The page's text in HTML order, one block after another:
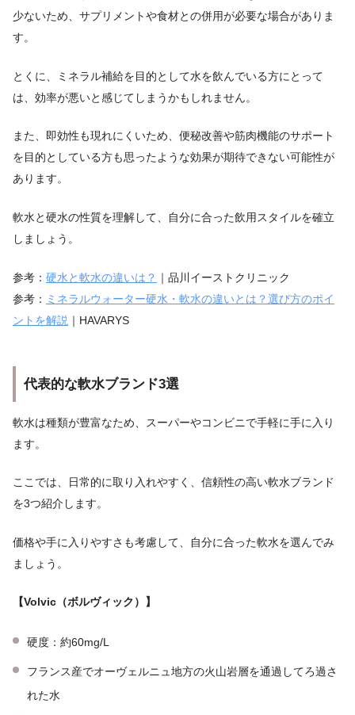
少ないため、サプリメントや食材との併用が必要な場合がありま
す。
とくに、ミネラル補給を目的として水を飲んでいる方にとって
は、効率が悪いと感じてしまうかもしれません。
また、即効性も現れにくいため、便秘改善や筋肉機能のサポート
を目的としている方も思ったような効果が期待できない可能性が
あります。
軟水と硬水の性質を理解して、自分に合った飲用スタイルを確立
しましょう。
参考： 硬水と軟水の違いは？ ｜品川イーストクリニック
参考： ミネラルウォーター硬水・軟水の違いとは？選び方のポイ
ントを解説 ｜HAVARYS
代表的な軟水ブランド3選
軟水は種類が豊富なため、スーパーやコンビニで手軽に手に入り
ます。
ここでは、日常的に取り入れやすく、信頼性の高い軟水ブランド
を3つ紹介します。
価格や手に入りやすさも考慮して、自分に合った軟水を選んでみ
ましょう。
【Volvic（ボルヴィック）】
硬度：約60mg/L
フランス産でオーヴェルニュ地方の火山岩層を通過してろ過さ
れた水